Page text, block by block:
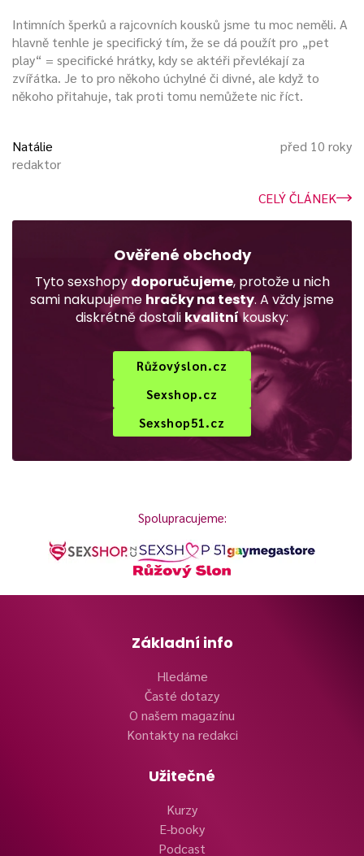
Intimních šperků a rajcovních kousků jsme tu moc neměli. A
hlavně tenhle je specifický tím, že se dá použít pro „pet
play“ = specifické hrátky, kdy se aktéři převlékají za
zvířátka. Je to pro někoho úchylné či divné, ale když to
někoho přitahuje, tak proti tomu nemůžete nic říct.
Natálie
redaktor
před 10 roky
CELÝ ČLÁNEK
Ověřené obchody
Tyto sexshopy doporučujeme, protože u nich
sami nakupujeme hračky na testy. A vždy jsme
diskrétně dostali kvalitníkousky:
Růžovýslon.cz
Sexshop.cz
Sexshop51.cz
Spolupracujeme:
Základní info
Hledáme
Časté dotazy
O našem magazínu
Kontakty na redakci
Užitečné
Kurzy
E-booky
Podcast